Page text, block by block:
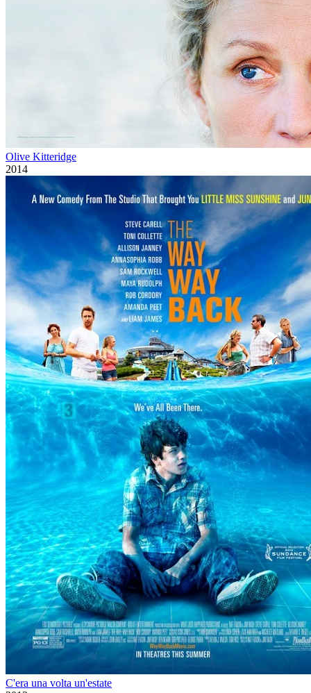
Olive Kitteridge
2014
C'era una volta un'estate